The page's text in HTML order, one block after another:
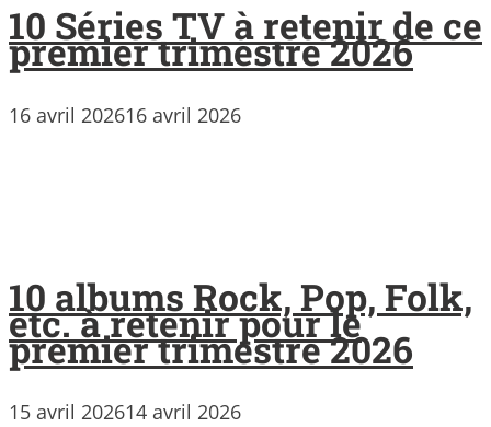
10 Séries TV à retenir de ce
premier trimestre 2026
16 avril 202616 avril 2026
10 albums Rock, Pop, Folk,
etc. à retenir pour le
premier trimestre 2026
15 avril 202614 avril 2026